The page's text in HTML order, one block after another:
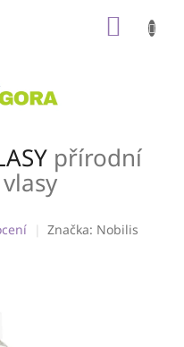
přírodní
Značka: Nobilis